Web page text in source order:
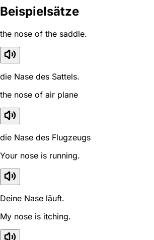
Beispielsätze
the nose of the saddle.
die Nase des Sattels.
the nose of air plane
die Nase des Flugzeugs
Your nose is running.
Deine Nase läuft.
My nose is itching.